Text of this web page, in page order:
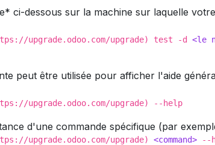
ci-dessous sur la machine sur laquelle
upgrade.odoo.com/upgrade) test -d <le
peut être utilisée pour afficher l'aide
upgrade.odoo.com/upgrade) --help
d'une commande spécifique (par
upgrade.odoo.com/upgrade) <command> --